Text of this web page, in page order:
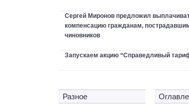
Сергей Миронов предложил
компенсацию гражданам,
чиновников
Запускаем акцию “Справедливый
Разное